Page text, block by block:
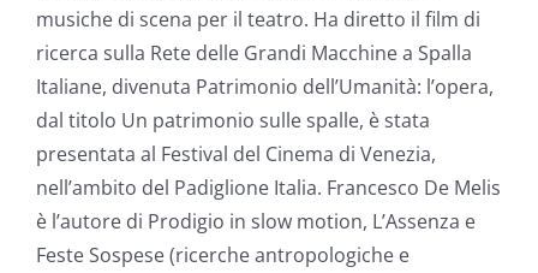
musiche di scena per il teatro. Ha diretto il film di
ricerca sulla Rete delle Grandi Macchine a Spalla
Italiane, divenuta Patrimonio dell’Umanità: l’opera,
dal titolo Un patrimonio sulle spalle, è stata
presentata al Festival del Cinema di Venezia,
nell’ambito del Padiglione Italia. Francesco De Melis
è l’autore di Prodigio in slow motion, L’Assenza e
Feste Sospese (ricerche antropologiche e